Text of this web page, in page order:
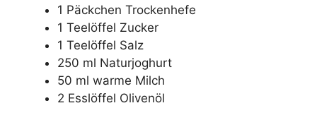
1 Päckchen Trockenhefe
1 Teelöffel Zucker
1 Teelöffel Salz
250 ml Naturjoghurt
50 ml warme Milch
2 Esslöffel Olivenöl